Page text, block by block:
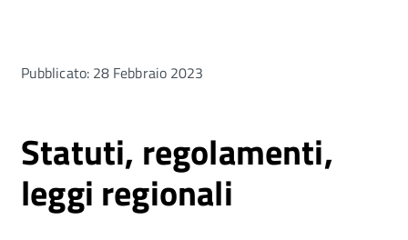
Pubblicato: 28 Febbraio 2023
Statuti, regolamenti,
leggi regionali